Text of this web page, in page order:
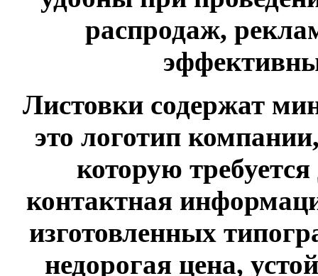
распродаж,
Листовки содержат
это логотип
которую
контактная
изготовленных
недорогая цена,